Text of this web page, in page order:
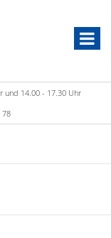
und 14.00 - 17.30 Uhr
78